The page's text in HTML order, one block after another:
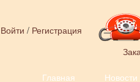
Войти / Регистрация
Главная Новости